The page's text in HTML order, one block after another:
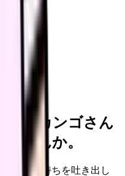
ら、カンゴさん
せんか。
今の気持ちを吐き出し